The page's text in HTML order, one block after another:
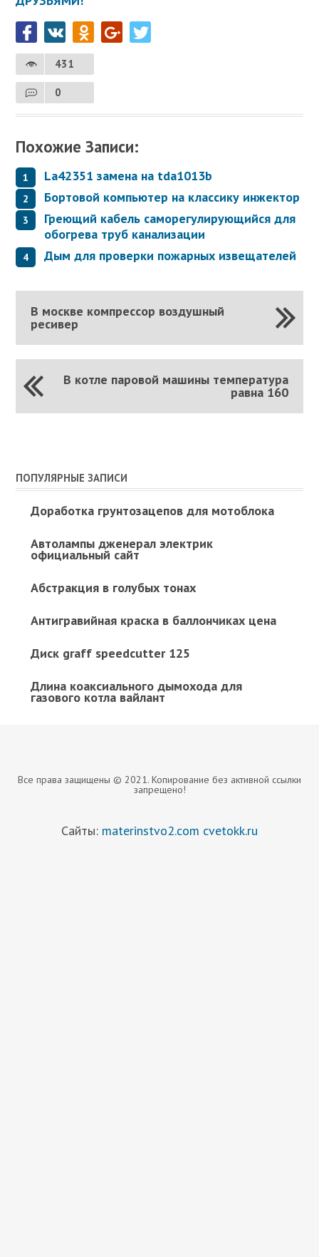
431
0
Похожие Записи:
La42351 замена на tda1013b
Бортовой компьютер на классику инжектор
Греющий кабель саморегулирующийся для
обогрева труб канализации
Дым для проверки пожарных извещателей
В москве компрессор воздушный
ресивер
В котле паровой машины температура
равна 160
ПОПУЛЯРНЫЕ ЗАПИСИ
Доработка грунтозацепов для мотоблока
Автолампы дженерал электрик
официальный сайт
Абстракция в голубых тонах
Антигравийная краска в баллончиках цена
Диск graff speedcutter 125
Длина коаксиального дымохода для
газового котла вайлант
Все права защищены © 2021. Копирование без активной ссылки
запрещено!
Сайты: materinstvo2.com cvetokk.ru